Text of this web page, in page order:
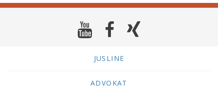
JUSLINE
ADVOKAT